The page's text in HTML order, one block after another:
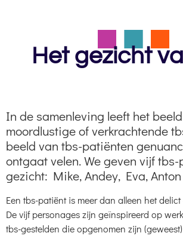
Het gezicht
In de samenleving leeft het
moordlustige of verkrachtende
beeld van tbs-patiënten
ontgaat velen. We geven vijf
gezicht: Mike, Andey, Eva, Anton
Een tbs-patiënt is meer dan alleen het
De vijf personages zijn geïnspireerd op
tbs-gestelden die opgenomen zijn